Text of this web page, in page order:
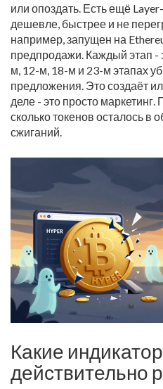
или опоздать. Есть ещё
дешевле, быстрее и не
например, запущен на
предпродажи. Каждый этап -
м, 12-м, 18-м и 23-м этапах
предложения. Это создаёт
деле - это просто маркетинг.
сколько токенов осталось в
сжиганий.
Какие
действительно